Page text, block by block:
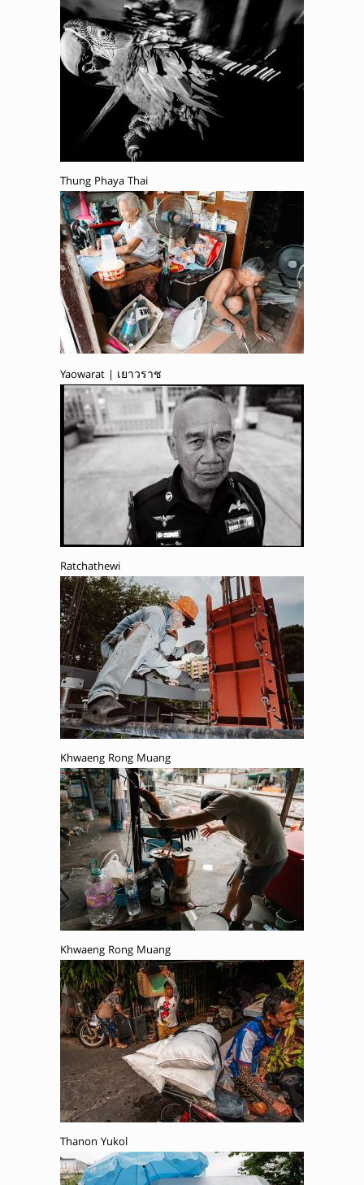
Thung Phaya Thai
Yaowarat | เยาวราช
Ratchathewi
Khwaeng Rong Muang
Khwaeng Rong Muang
Thanon Yukol